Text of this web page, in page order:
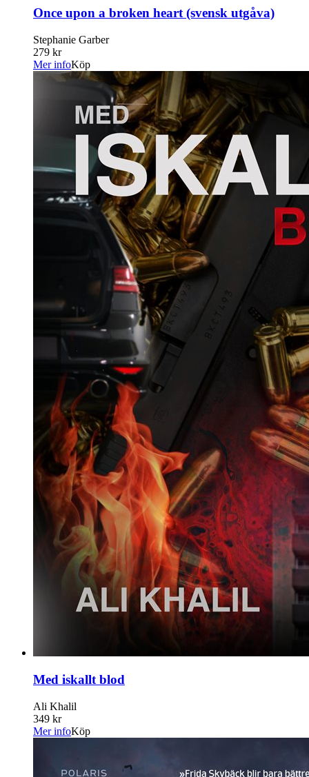
Once upon a broken heart (svensk utgåva)
Stephanie Garber
279 kr
Mer infoKöp
Med iskallt blod
Ali Khalil
349 kr
Mer infoKöp